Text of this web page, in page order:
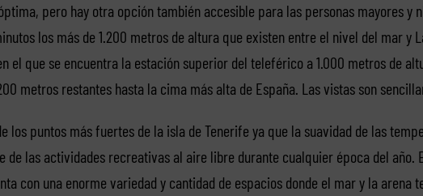
pero hay otra opción también accesible para las personas mayores y
los más de 1.200 metros de altura que existen entre el nivel del mar y
el que se encuentra la estación superior del teleférico a 1.000 metros de
metros restantes hasta la cima más alta de España. Las vistas son
los puntos más fuertes de la isla de Tenerife ya que la suavidad de las
de las actividades recreativas al aire libre durante cualquier época del año.
con una enorme variedad y cantidad de espacios donde el mar y la arena